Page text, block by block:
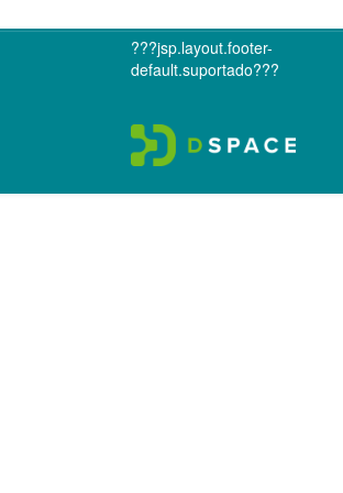
???jsp.layout.footer-
default.suportado???